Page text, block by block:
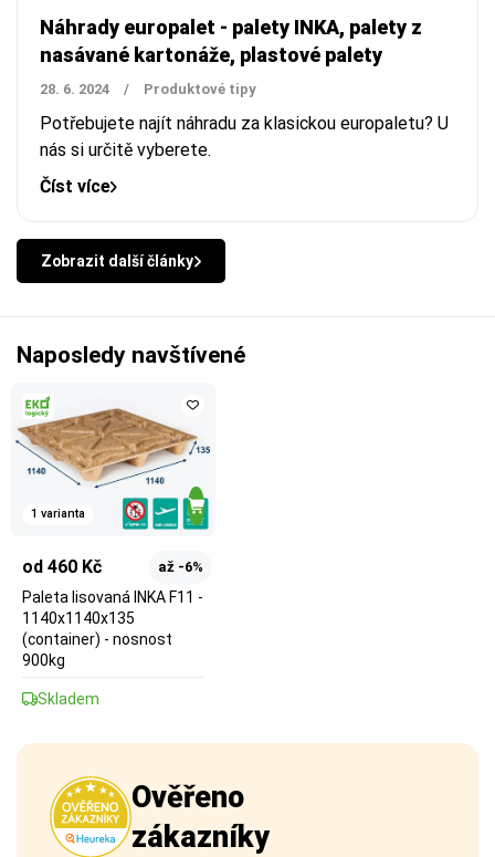
Náhrady europalet - palety INKA, palety z
nasávané kartonáže, plastové palety
28. 6. 2024 / Produktové tipy
Potřebujete najít náhradu za klasickou europaletu? U
nás si určitě vyberete.
Číst více
Zobrazit další články
Naposledy navštívené
1 varianta
od 460 Kč až -6%
Paleta lisovaná INKA F11 -
1140x1140x135
(container) - nosnost
900kg
Skladem
Ověřeno
zákazníky